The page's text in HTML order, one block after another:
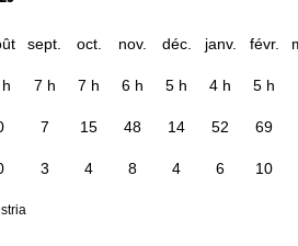
sept. oct. nov. déc. janv. févr.
7 h 7 h 6 h 5 h 4 h 5 h
7 15 48 14 52 69
3 4 8 4 6 10